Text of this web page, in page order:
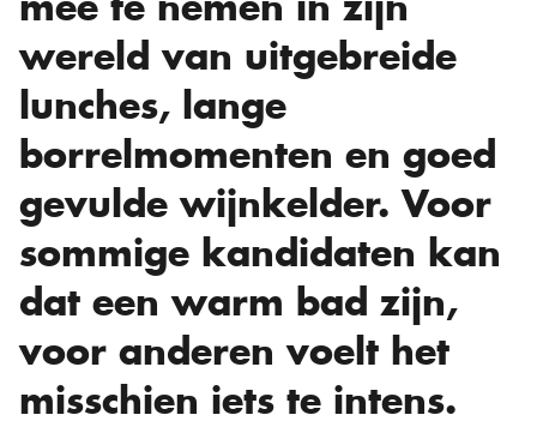
wereld van uitgebreide
lunches, lange
borrelmomenten en goed
gevulde wijnkelder. Voor
sommige kandidaten kan
dat een warm bad zijn,
voor anderen voelt het
misschien iets te intens.